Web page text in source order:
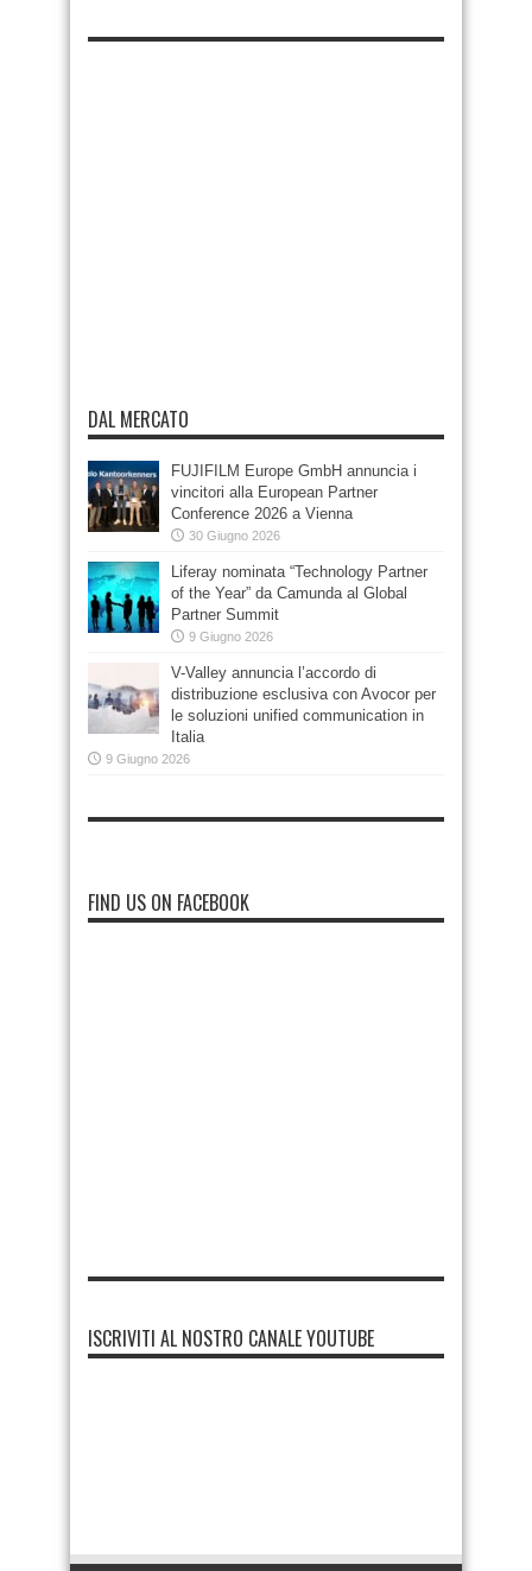
DAL MERCATO
FUJIFILM Europe GmbH annuncia i
vincitori alla European Partner
Conference 2026 a Vienna
30 Giugno 2026
Liferay nominata “Technology Partner
of the Year” da Camunda al Global
Partner Summit
9 Giugno 2026
V-Valley annuncia l’accordo di
distribuzione esclusiva con Avocor per
le soluzioni unified communication in
Italia
9 Giugno 2026
FIND US ON FACEBOOK
ISCRIVITI AL NOSTRO CANALE YOUTUBE